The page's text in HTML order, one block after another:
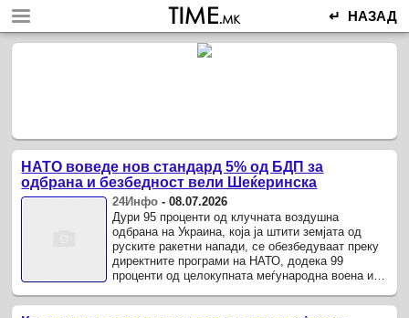
↵ НАЗАД
НАТО воведе нов стандард 5% од БДП за
одбрана и безбедност вели Шеќеринска
24Инфо -08.07.2026
Дури 95 проценти од клучната воздушна
одбрана на Украина, која ја штити земјата од
руските ракетни напади, се обезбедуваат преку
директните програми на НАТО, додека 99
проценти од целокупната меѓународна воена и
Алијансата.